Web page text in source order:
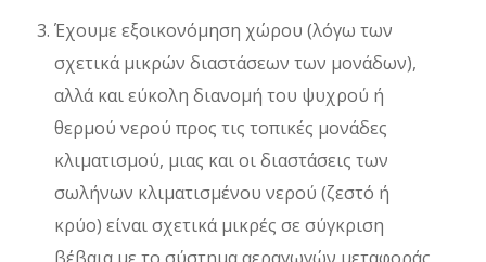
Έχουμε εξοικονόμηση χώρου (λόγω των
σχετικά μικρών διαστάσεων των μονάδων),
αλλά και εύκολη διανομή του ψυχρού ή
θερμού νερού προς τις τοπικές μονάδες
κλιματισμού, μιας και οι διαστάσεις των
σωλήνων κλιματισμένου νερού (ζεστό ή
κρύο) είναι σχετικά μικρές σε σύγκριση
βέβαια με το σύστημα αεραγωγών μεταφοράς